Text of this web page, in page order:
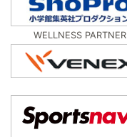
WELLNESS PARTNER